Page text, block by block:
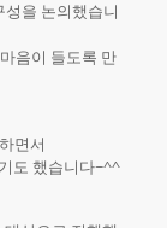
을 논의했습니
음이 들도록 만
면서
도 했습니다~^^